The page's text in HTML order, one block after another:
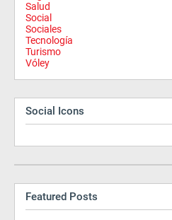
Salud
Social
Sociales
Tecnología
Turismo
Vóley
Social Icons
Featured Posts